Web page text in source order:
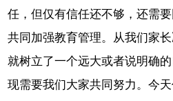
任，但仅有信任还不够，还需
共同加强教育管理。从我们家
就树立了一个远大或者说明确
现需要我们大家共同努力。今